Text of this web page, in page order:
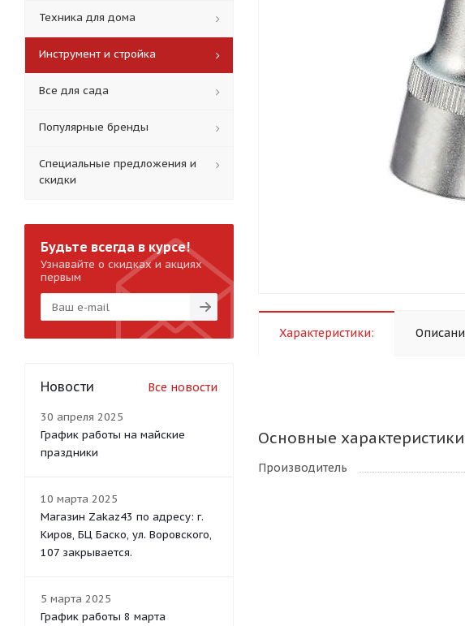
Характеристики:
Основные характеристики
Производитель
Техника для дома
Инструмент и стройка
Все для сада
Популярные бренды
Специальные предложения и
скидки
Будьте всегда в курсе!
Узнавайте о скидках и акциях
первым
Новости Все новости
30 апреля 2025
График работы на майские
праздники
10 марта 2025
Магазин Zakaz43 по адресу: г.
Киров, БЦ Баско, ул. Воровского,
107 закрывается.
5 марта 2025
График работы 8 марта